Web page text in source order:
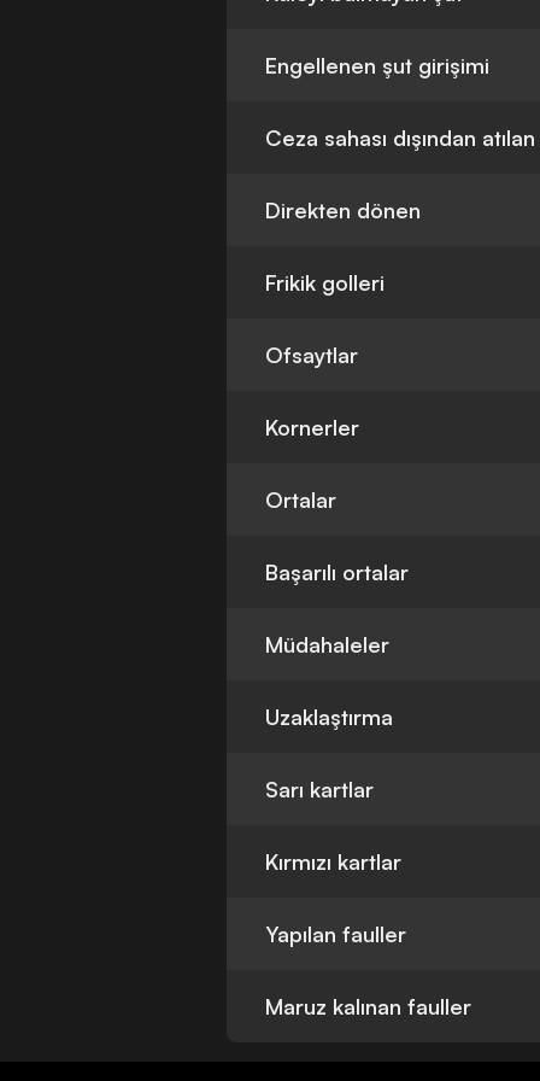
Engellenen şut girişimi
Ceza sahası dışından
Direkten dönen
Frikik golleri
Ofsaytlar
Kornerler
Ortalar
Başarılı ortalar
Müdahaleler
Uzaklaştırma
Sarı kartlar
Kırmızı kartlar
Yapılan fauller
Maruz kalınan fauller